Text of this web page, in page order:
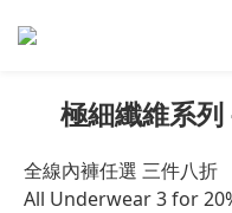
極細纖維系
全線內褲任選 三件八折
All Underwear 3 for